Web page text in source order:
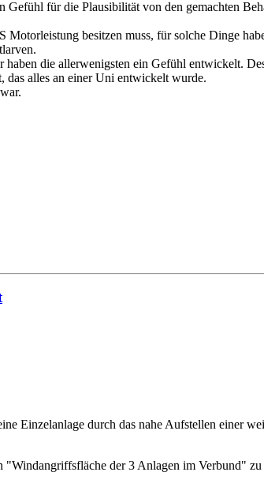
für die Plausibilität von den gemachten
Motorleistung besitzen muss, für solche Dinge
die allerwenigsten ein Gefühl entwickelt.
das alles an einer Uni entwickelt wurde.
Einzelanlage durch das nahe Aufstellen einer
"Windangriffsfläche der 3 Anlagen im Verbund" zu